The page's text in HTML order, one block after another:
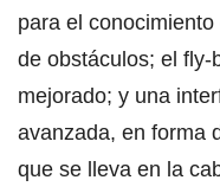
para el
de obstáculos; el
mejorado; y una
avanzada, en forma
que se lleva en la